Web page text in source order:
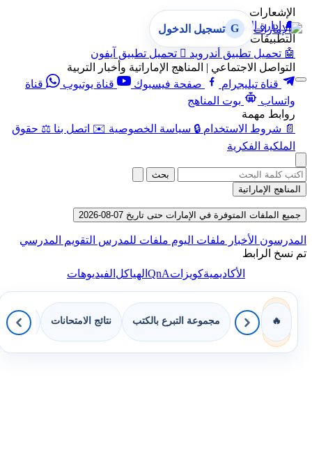
الإشعارات
🔔 إدارة الإشعارات
التطبيقات
🤖 تحميل تطبيق أندرويد  تحميل تطبيق آيفون
التواصل الاجتماعي | المناهج الإماراتية وأخبار التربية
قناة تيليجرام
صفحة فيسبوك قناة يوتيوب
قناة
واتساب
بوت المناهج
روابط مهمة
📄 شروط الاستخدام 🔒 سياسة الخصوصية ✉️ اتصل بنا ⚖️ حقوق
الملكية الفكرية
G تسجيل الدخول
بحث
المناهج الإماراتية
جميع الملفات المتوفرة في الإمارات حتى تاريخ 07-08-2026
المدرسون الأخبار ملفات اليوم ملفات للمدرس التقويم المدرسي
تم نسخ الرابط
الأكاديميةكويزاتQnAالهياكلالفيديوهات
🔥 مجموعة التبرع بالكتب نتائج الامتحانات